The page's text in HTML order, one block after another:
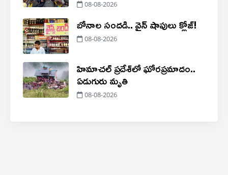
08-08-2026
బోనాల సందడి.. వైన్ షాపులు క్లోజ్!
08-08-2026
హిమాచల్ ప్రదేశ్‌లో ఘోరప్రమాదం..
ఏడుగురు మృతి
08-08-2026